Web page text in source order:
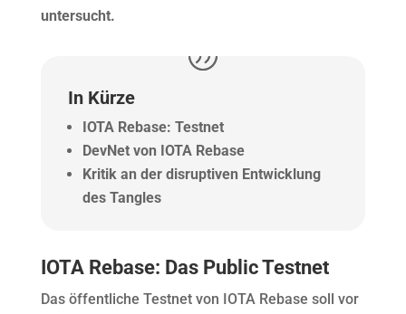
untersucht.
In Kürze
IOTA Rebase: Testnet
DevNet von IOTA Rebase
Kritik an der disruptiven Entwicklung
des Tangles
IOTA Rebase: Das Public Testnet
Das öffentliche Testnet von IOTA Rebase soll vor